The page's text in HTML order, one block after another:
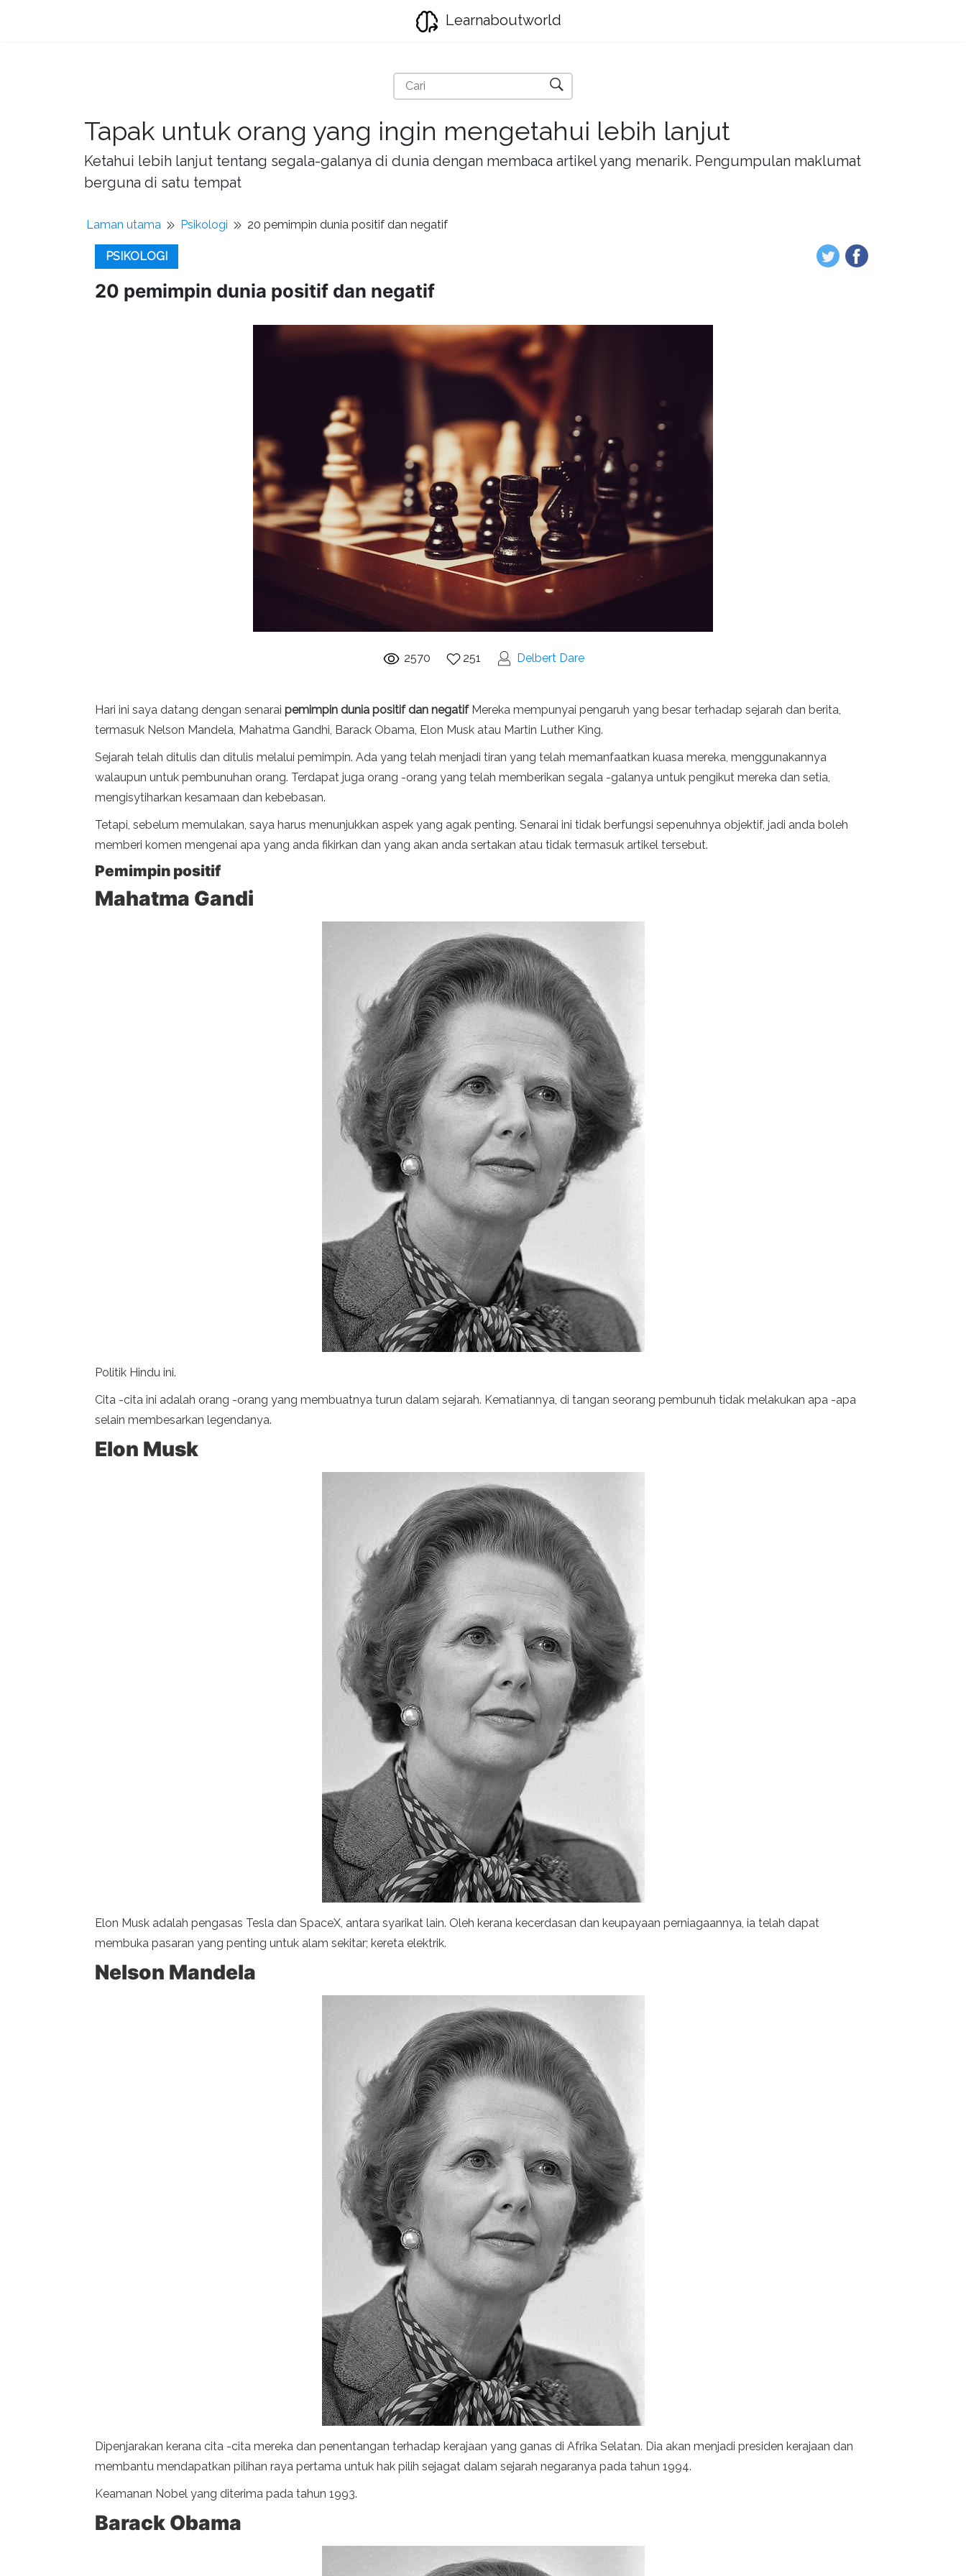
Learnaboutworld
Tapak untuk orang yang ingin mengetahui lebih lanjut
Ketahui lebih lanjut tentang segala-galanya di dunia dengan membaca artikel yang menarik. Pengumpulan maklumat
berguna di satu tempat
Laman utama Psikologi 20 pemimpin dunia positif dan negatif
PSIKOLOGI
20 pemimpin dunia positif dan negatif
2570 251 Delbert Dare
Hari ini saya datang dengan senarai pemimpin dunia positif dan negatifMereka mempunyai pengaruh yang besar terhadap sejarah dan berita,
termasuk Nelson Mandela, Mahatma Gandhi, Barack Obama, Elon Musk atau Martin Luther King.
Sejarah telah ditulis dan ditulis melalui pemimpin. Ada yang telah menjadi tiran yang telah memanfaatkan kuasa mereka, menggunakannya
walaupun untuk pembunuhan orang. Terdapat juga orang -orang yang telah memberikan segala -galanya untuk pengikut mereka dan setia,
mengisytiharkan kesamaan dan kebebasan.
Tetapi, sebelum memulakan, saya harus menunjukkan aspek yang agak penting. Senarai ini tidak berfungsi sepenuhnya objektif, jadi anda boleh
memberi komen mengenai apa yang anda fikirkan dan yang akan anda sertakan atau tidak termasuk artikel tersebut.
Pemimpin positif
Mahatma Gandi
Politik Hindu ini.
Cita -cita ini adalah orang -orang yang membuatnya turun dalam sejarah. Kematiannya, di tangan seorang pembunuh tidak melakukan apa -apa
selain membesarkan legendanya.
Elon Musk
Elon Musk adalah pengasas Tesla dan SpaceX, antara syarikat lain. Oleh kerana kecerdasan dan keupayaan perniagaannya, ia telah dapat
membuka pasaran yang penting untuk alam sekitar; kereta elektrik.
Nelson Mandela
Dipenjarakan kerana cita -cita mereka dan penentangan terhadap kerajaan yang ganas di Afrika Selatan. Dia akan menjadi presiden kerajaan dan
membantu mendapatkan pilihan raya pertama untuk hak pilih sejagat dalam sejarah negaranya pada tahun 1994.
Keamanan Nobel yang diterima pada tahun 1993.
Barack Obama